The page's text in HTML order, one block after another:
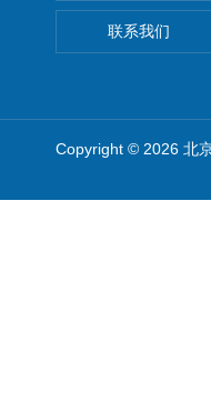
联系我们
Copyright © 2026 北